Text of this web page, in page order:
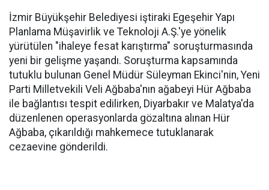
İzmir Büyükşehir Belediyesi iştiraki Egeşehir Yapı
Planlama Müşavirlik ve Teknoloji A.Ş.'ye yönelik
yürütülen "ihaleye fesat karıştırma" soruşturmasında
yeni bir gelişme yaşandı. Soruşturma kapsamında
tutuklu bulunan Genel Müdür Süleyman Ekinci'nin, Yeni
Parti Milletvekili Veli Ağbaba'nın ağabeyi Hür Ağbaba
ile bağlantısı tespit edilirken, Diyarbakır ve Malatya'da
düzenlenen operasyonlarda gözaltına alınan Hür
Ağbaba, çıkarıldığı mahkemece tutuklanarak
cezaevine gönderildi.